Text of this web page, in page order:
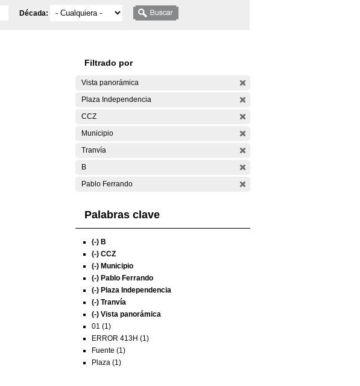
Década:
Filtrado por
Vista panorámica
Plaza Independencia
CCZ
Municipio
Tranvía
B
Pablo Ferrando
Palabras clave
(-) B
(-) CCZ
(-) Municipio
(-) Pablo Ferrando
(-) Plaza Independencia
(-) Tranvía
(-) Vista panorámica
01 (1)
ERROR 413H (1)
Fuente (1)
Plaza (1)